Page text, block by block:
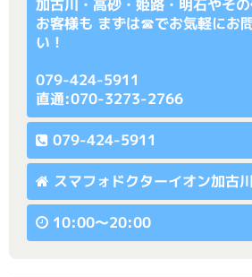
加古川・高砂・姫路・明石やそ
お客様も まずは☎でお気軽にお
い！
079-424-5911
直通:070-3273-2766
079-424-5911
スマフォドクターイオン加古
10:00〜20:00